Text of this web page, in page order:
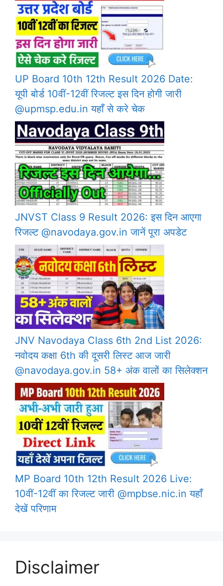
UP Board 10th 12th Result 2026 Date:
यूपी बोर्ड 10वीं-12वीं रिजल्ट इस दिन होगी जारी
@upmsp.edu.in यहाँ से करे चेक
JNVST Class 9 Result 2026: इस दिन आएगा
रिजल्ट @navodaya.gov.in जानें पूरा अपडेट
JNV Navodaya Class 6th 2nd List 2026:
नवोदय कक्षा 6th की दूसरी लिस्ट आज जारी
@navodaya.gov.in 58+ अंक वालों का सिलेक्शन
MP Board 10th 12th Result 2026 Live:
10वीं-12वीं का रिजल्ट जारी @mpbse.nic.in यहाँ
देखें परिणाम
Disclaimer